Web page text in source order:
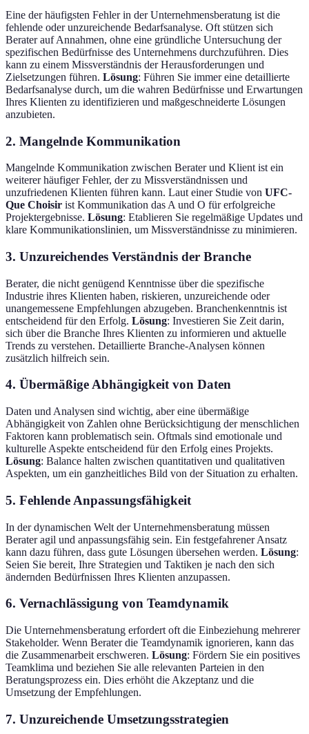
Eine der häufigsten Fehler in der Unternehmensberatung ist die
fehlende oder unzureichende Bedarfsanalyse. Oft stützen sich
Berater auf Annahmen, ohne eine gründliche Untersuchung der
spezifischen Bedürfnisse des Unternehmens durchzuführen. Dies
kann zu einem Missverständnis der Herausforderungen und
Zielsetzungen führen. Lösung: Führen Sie immer eine detaillierte
Bedarfsanalyse durch, um die wahren Bedürfnisse und Erwartungen
Ihres Klienten zu identifizieren und maßgeschneiderte Lösungen
anzubieten.
2. Mangelnde Kommunikation
Mangelnde Kommunikation zwischen Berater und Klient ist ein
weiterer häufiger Fehler, der zu Missverständnissen und
unzufriedenen Klienten führen kann. Laut einer Studie von UFC-
Que Choisir ist Kommunikation das A und O für erfolgreiche
Projektergebnisse. Lösung: Etablieren Sie regelmäßige Updates und
klare Kommunikationslinien, um Missverständnisse zu minimieren.
3. Unzureichendes Verständnis der Branche
Berater, die nicht genügend Kenntnisse über die spezifische
Industrie ihres Klienten haben, riskieren, unzureichende oder
unangemessene Empfehlungen abzugeben. Branchenkenntnis ist
entscheidend für den Erfolg. Lösung: Investieren Sie Zeit darin,
sich über die Branche Ihres Klienten zu informieren und aktuelle
Trends zu verstehen. Detaillierte Branche-Analysen können
zusätzlich hilfreich sein.
4. Übermäßige Abhängigkeit von Daten
Daten und Analysen sind wichtig, aber eine übermäßige
Abhängigkeit von Zahlen ohne Berücksichtigung der menschlichen
Faktoren kann problematisch sein. Oftmals sind emotionale und
kulturelle Aspekte entscheidend für den Erfolg eines Projekts.
Lösung: Balance halten zwischen quantitativen und qualitativen
Aspekten, um ein ganzheitliches Bild von der Situation zu erhalten.
5. Fehlende Anpassungsfähigkeit
In der dynamischen Welt der Unternehmensberatung müssen
Berater agil und anpassungsfähig sein. Ein festgefahrener Ansatz
kann dazu führen, dass gute Lösungen übersehen werden. Lösung:
Seien Sie bereit, Ihre Strategien und Taktiken je nach den sich
ändernden Bedürfnissen Ihres Klienten anzupassen.
6. Vernachlässigung von Teamdynamik
Die Unternehmensberatung erfordert oft die Einbeziehung mehrerer
Stakeholder. Wenn Berater die Teamdynamik ignorieren, kann das
die Zusammenarbeit erschweren. Lösung: Fördern Sie ein positives
Teamklima und beziehen Sie alle relevanten Parteien in den
Beratungsprozess ein. Dies erhöht die Akzeptanz und die
Umsetzung der Empfehlungen.
7. Unzureichende Umsetzungsstrategien